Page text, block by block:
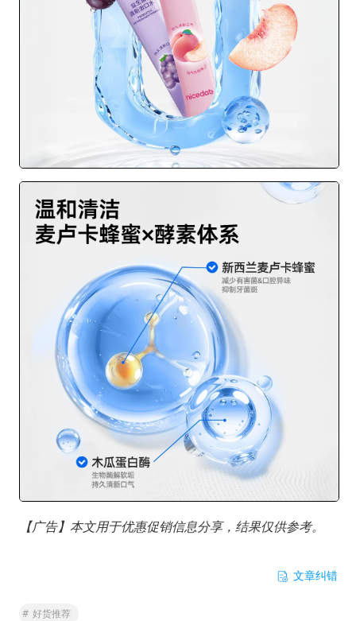
【广告】本文用于优惠促销信息分享，结果仅供参考。
文章纠错
# 好货推荐